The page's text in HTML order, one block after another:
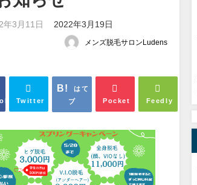
年3月11日 2022年3月19日
メンズ脱毛サロンLudens
Twitter
はて
ブ
Pocket Feedly